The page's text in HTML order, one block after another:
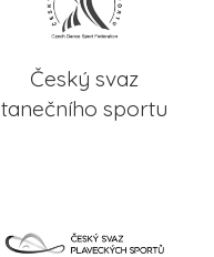
Český svaz
tanečního sportu